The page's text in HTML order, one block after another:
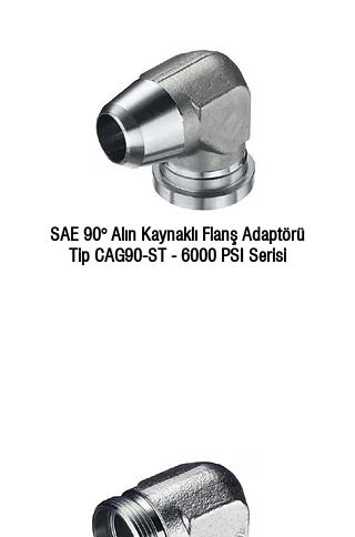
SAE 90° Alın Kaynaklı Flanş Adaptörü
Tip CAG90-ST - 6000 PSI Serisi